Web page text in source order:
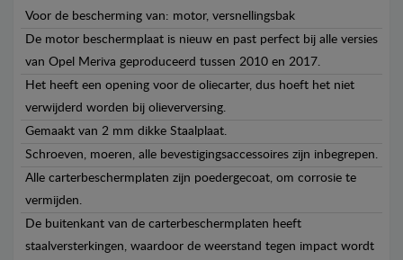
Voor de bescherming van: motor, versnellingsbak
De motor beschermplaat is nieuw en past perfect bij alle versies
van Opel Meriva geproduceerd tussen 2010 en 2017.
Het heeft een opening voor de oliecarter, dus hoeft het niet
verwijderd worden bij olieverversing.
Gemaakt van 2 mm dikke Staalplaat.
Schroeven, moeren, alle bevestigingsaccessoires zijn inbegrepen.
Alle carterbeschermplaten zijn poedergecoat, om corrosie te
vermijden.
De buitenkant van de carterbeschermplaten heeft
staalversterkingen, waardoor de weerstand tegen impact wordt